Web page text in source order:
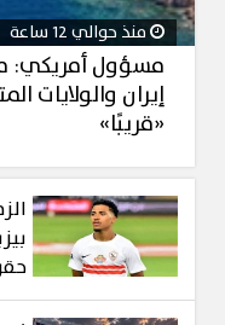
منذ حوالي 12 ساعة
مسؤول أمريكي:
إيران والولايات
«قريبًا»